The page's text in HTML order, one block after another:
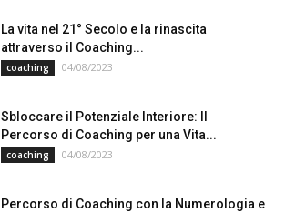
La vita nel 21° Secolo e la rinascita
attraverso il Coaching...
coaching 04/08/2023
Sbloccare il Potenziale Interiore: Il
Percorso di Coaching per una Vita...
coaching 04/08/2023
Percorso di Coaching con la Numerologia e